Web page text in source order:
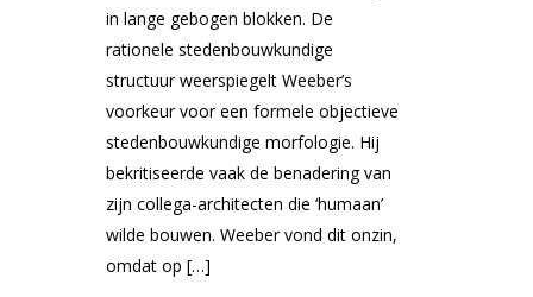
in lange gebogen blokken. De
rationele stedenbouwkundige
structuur weerspiegelt Weeber’s
voorkeur voor een formele objectieve
stedenbouwkundige morfologie. Hij
bekritiseerde vaak de benadering van
zijn collega-architecten die ‘humaan’
wilde bouwen. Weeber vond dit onzin,
omdat op […]